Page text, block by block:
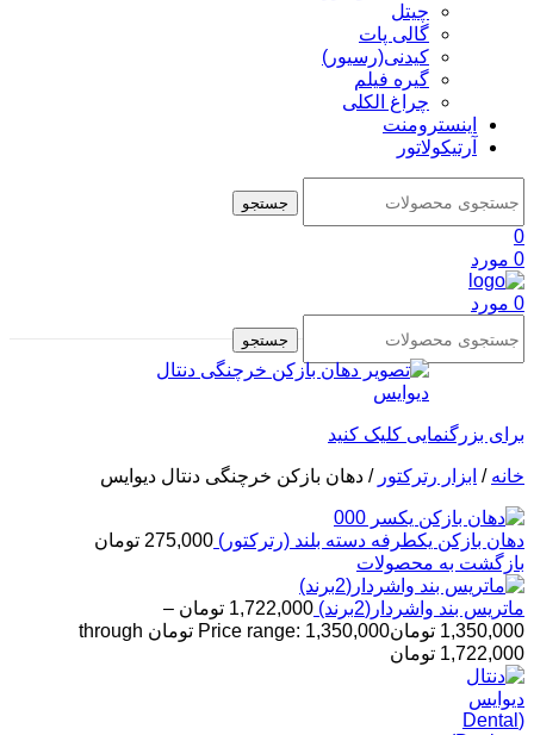
چیتل
گالی پات
کیدنی(رسیور)
گیره فیلم
چراغ الکلی
اینسترومنت
آرتیکولاتور
جستجو
0
0 مورد
0 مورد
جستجو
برای بزرگنمایی کلیک کنید
خانه / ابزار رترکتور / دهان بازکن خرچنگی دنتال دیوایس
دهان بازکن یکطرفه دسته بلند (رترکتور) 275,000 تومان
بازگشت به محصولات
ماتریس بند واشردار(2برند) 1,722,000 تومان –
1,350,000 تومان
Price range: 1,350,000 تومان through
1,722,000 تومان